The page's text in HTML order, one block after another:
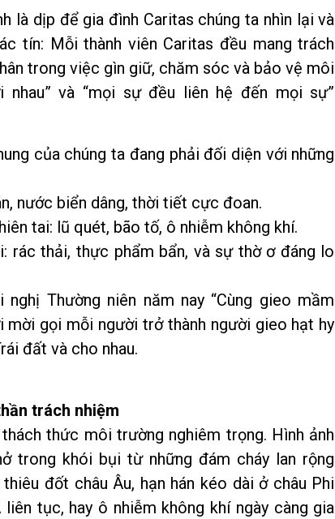
là dịp để gia đình Caritas chúng ta nhìn lại và
tín: Mỗi thành viên Caritas đều mang trách
trong việc gìn giữ, chăm sóc và bảo vệ môi
và “mọi sự đều liên hệ đến mọi sự”
của chúng ta đang phải đối diện với những
nước biển dâng, thời tiết cực đoan.
tai: lũ quét, bão tố, ô nhiễm không khí.
thải, thực phẩm bẩn, và sự thờ ơ đáng lo
Thường niên năm nay “Cùng gieo mầm
mời gọi mỗi người trở thành người gieo hạt hy
đất và cho nhau.
trách nhiệm
thức môi trường nghiêm trọng. Hình ảnh
trong khói bụi từ những đám cháy lan rộng
đốt châu Âu, hạn hán kéo dài ở châu Phi
tục, hay ô nhiễm không khí ngày càng gia